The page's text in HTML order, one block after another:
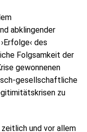
abklingender
des
Folgsamkeit der
gewonnenen
gesellschaftliche
zu
zeitlich und vor allem